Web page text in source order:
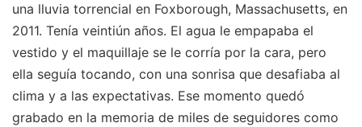
una lluvia torrencial en Foxborough, Massachusetts, en
2011. Tenía veintiún años. El agua le empapaba el
vestido y el maquillaje se le corría por la cara, pero
ella seguía tocando, con una sonrisa que desafiaba al
clima y a las expectativas. Ese momento quedó
grabado en la memoria de miles de seguidores como